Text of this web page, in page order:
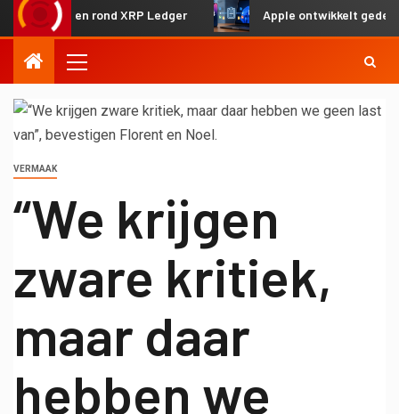
rond XRP Ledger Apple ontwikkelt gedeeld
VERMAAK
“We krijgen
zware kritiek,
maar daar
hebben we